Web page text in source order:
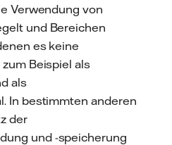
Verwendung von
und Bereichen
es keine
Beispiel als
als
In bestimmten anderen
der
und -speicherung